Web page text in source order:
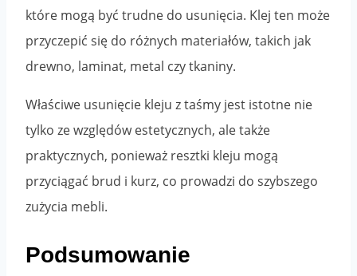
które mogą być trudne do usunięcia. Klej ten może
przyczepić się do różnych materiałów, takich jak
drewno, laminat, metal czy tkaniny.
Właściwe usunięcie kleju z taśmy jest istotne nie
tylko ze względów estetycznych, ale także
praktycznych, ponieważ resztki kleju mogą
przyciągać brud i kurz, co prowadzi do szybszego
zużycia mebli.
Podsumowanie